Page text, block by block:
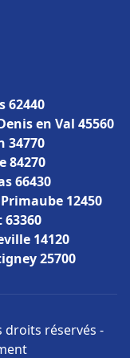
62440
en Val 45560
34770
84270
66430
12450
14120
25700
droits réservés -